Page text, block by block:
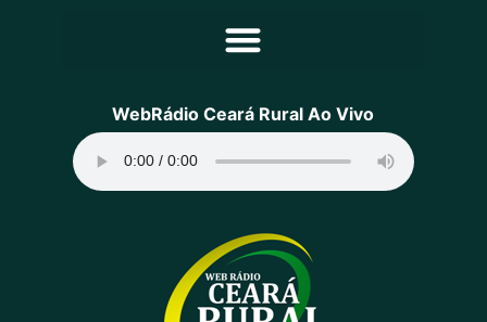
Principal
Programação
Equipe
Contato
WebRádio Ceará Rural Ao Vivo